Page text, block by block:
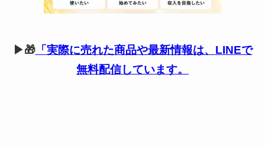
▶🎁「 実際に売れた商品や最新情報は、 LINEで
無料配信しています。